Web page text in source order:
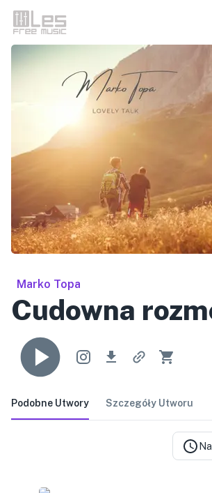
Marko Topa
Cudowna
Podobne Utwory Szczegóły Utworu